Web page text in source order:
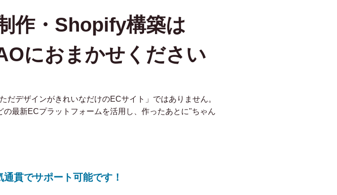
作・Shopify構築は
におまかせください
デザインがきれいなだけのECサイト」ではありません。
最新ECプラットフォームを活用し、作ったあとに"ちゃん
貫でサポート可能です！